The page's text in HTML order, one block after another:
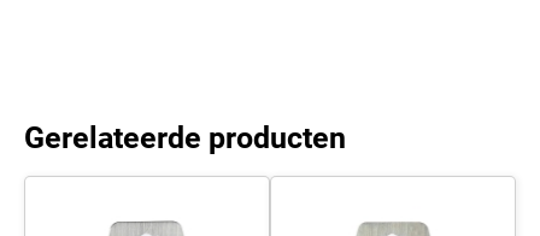
Gerelateerde producten